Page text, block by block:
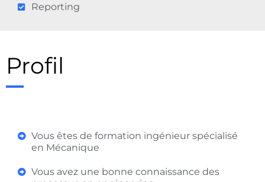
Reporting
Profil
Vous êtes de formation ingénieur spécialisé
en Mécanique
Vous avez une bonne connaissance des